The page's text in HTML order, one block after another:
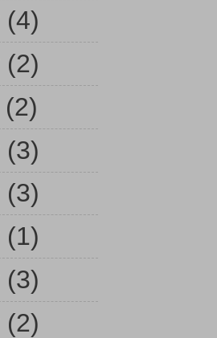
(4)
(2)
(2)
(3)
(3)
(1)
(3)
(2)